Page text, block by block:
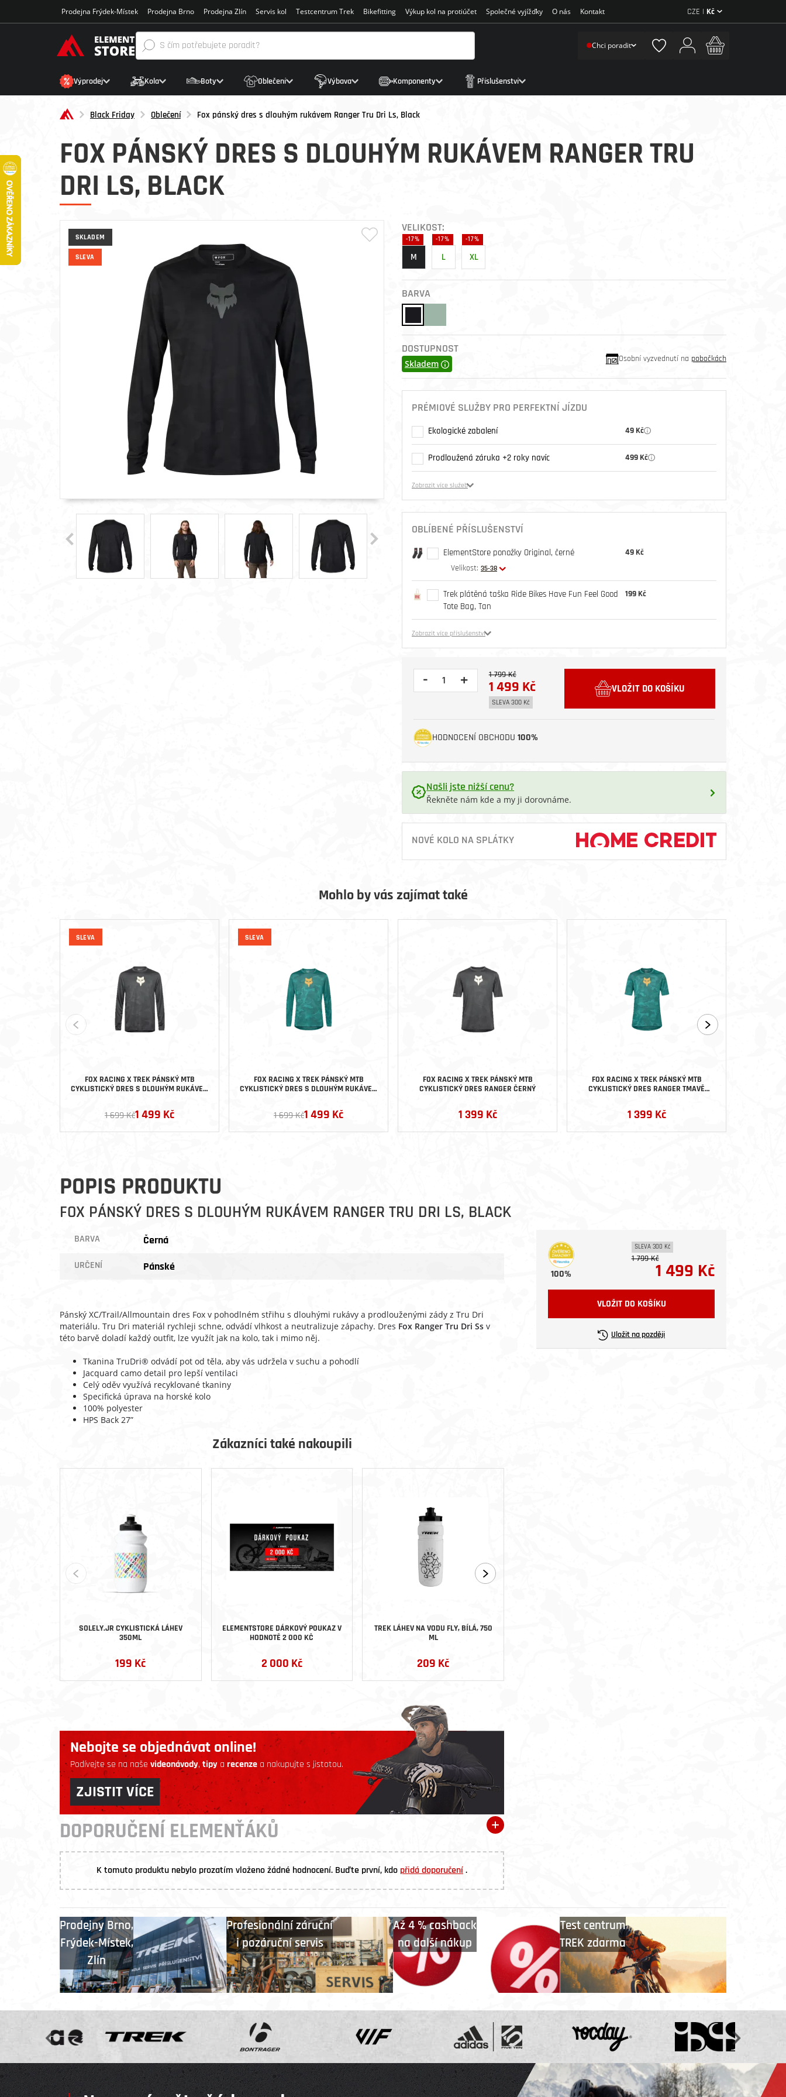
Prodejna Frýdek-Místek Prodejna Brno Prodejna Zlín Servis kol Testcentrum Trek Bikefitting Výkup kol na protiúčet Společné vyjížďky O nás Kontakt CZE | Kč
Chci poradit
Výprodej Kola Boty Oblečení Výbava Komponenty Příslušenství
Black Friday Oblečení Fox pánský dres s dlouhým rukávem Ranger Tru Dri Ls, Black
FOX PÁNSKÝ DRES S DLOUHÝM RUKÁVEM RANGER TRU
DRI LS, BLACK
SKLADEM
SLEVA
VELIKOST:
-17%
M
-17%
L
-17%
XL
BARVA
DOSTUPNOST
Skladem Osobní vyzvednutí na pobočkách
PRÉMIOVÉ SLUŽBY PRO PERFEKTNÍ JÍZDU
Ekologické zabalení 49 Kč
Prodloužená záruka +2 roky navíc 499 Kč
Zobrazit více služeb
OBLÍBENÉ PŘÍSLUŠENSTVÍ
ElementStore ponožky Original, černé
Velikost: 35-38
49 Kč
Trek plátěná taška Ride Bikes Have Fun Feel Good
Tote Bag, Tan
199 Kč
Zobrazit více příslušenství
- + 1 799 Kč
1 499 Kč
SLEVA 300 Kč
VLOŽIT DO KOŠÍKU
HODNOCENÍ OBCHODU 100%
Našli jste nižší cenu?
Řekněte nám kde a my ji dorovnáme.
NOVÉ KOLO NA SPLÁTKY
Mohlo by vás zajímat také
SLEVA
FOX RACING X TREK PÁNSKÝ MTB
CYKLISTICKÝ DRES S DLOUHÝM RUKÁVEM
1 699 Kč1 499 Kč
SLEVA
FOX RACING X TREK PÁNSKÝ MTB
CYKLISTICKÝ DRES S DLOUHÝM RUKÁVEM
1 699 Kč1 499 Kč
FOX RACING X TREK PÁNSKÝ MTB
CYKLISTICKÝ DRES RANGER ČERNÝ
1 399 Kč
FOX RACING X TREK PÁNSKÝ MTB
CYKLISTICKÝ DRES RANGER TMAVĚ
1 399 Kč
POPIS PRODUKTU
FOX PÁNSKÝ DRES S DLOUHÝM RUKÁVEM RANGER TRU DRI LS, BLACK
BARVA Černá
URČENÍ Pánské
Pánský XC/Trail/Allmountain dres Fox v pohodlném střihu s dlouhými rukávy a prodlouženými zády z Tru Dri
materiálu. Tru Dri materiál rychleji schne, odvádí vlhkost a neutralizuje zápachy. Dres Fox Ranger Tru Dri Ss v
této barvě doladí každý outfit, lze využít jak na kolo, tak i mimo něj.
Tkanina TruDri® odvádí pot od těla, aby vás udržela v suchu a pohodlí
Jacquard camo detail pro lepší ventilaci
Celý oděv využívá recyklované tkaniny
Specifická úprava na horské kolo
100% polyester
HPS Back 27”
Zákazníci také nakoupili
SOLELY.JR CYKLISTICKÁ LÁHEV
350ML
199 Kč
ELEMENTSTORE DÁRKOVÝ POUKAZ V
HODNOTĚ 2 000 KČ
2 000 Kč
TREK LÁHEV NA VODU FLY, BÍLÁ, 750
ML
209 Kč
Nebojte se objednávat online!
Podívejte se na naše videonávody, tipy a recenzea nakupujte s jistotou.
ZJISTIT VÍCE
DOPORUČENÍ ELEMENŤÁKŮ
K tomuto produktu nebylo prozatím vloženo žádné hodnocení. Buďte první, kdo přidá doporučení.
100%
SLEVA 300 Kč
1 799 Kč
1 499 Kč
VLOŽIT DO KOŠÍKU
Uložit na později
ProdejnyBrno,
Frýdek-Místek,
Zlín
Profesionální záruční
i pozáruční servis
Až 4 % cashback
na další nákup
Test centrum
TREK zdarma